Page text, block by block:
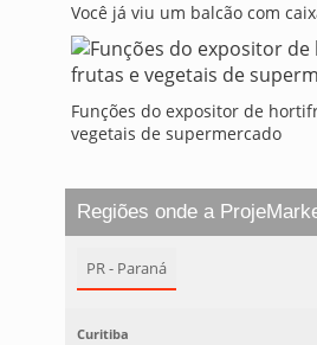
Você já viu um balcão com
Funções do expositor de
vegetais de supermercado
Regiões onde a
PR - Paraná
Curitiba